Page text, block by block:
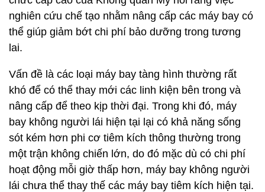
nghiên cứu chế tạo nhằm nâng cấp các máy bay có
thể giúp giảm bớt chi phí bảo dưỡng trong tương
lai.
Vấn đề là các loại máy bay tàng hình thường rất
khó để có thể thay mới các linh kiện bên trong và
nâng cấp để theo kịp thời đại. Trong khi đó, máy
bay không người lái hiện tại lại có khả năng sống
sót kém hơn phi cơ tiêm kích thông thường trong
một trận không chiến lớn, do đó mặc dù có chi phí
hoạt động mỗi giờ thấp hơn, máy bay không người
lái chưa thể thay thế các máy bay tiêm kích hiện tại.